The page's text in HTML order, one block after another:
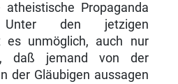
Propa­ganda
den jetzigen
es unmöglich, auch nur
daß jemand von der
der Gläubigen aussagen